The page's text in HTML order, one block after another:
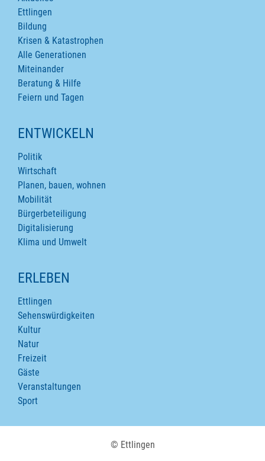
Ettlingen
Bildung
Krisen & Katastrophen
Alle Generationen
Miteinander
Beratung & Hilfe
Feiern und Tagen
ENTWICKELN
Politik
Wirtschaft
Planen, bauen, wohnen
Mobilität
Bürgerbeteiligung
Digitalisierung
Klima und Umwelt
ERLEBEN
Ettlingen
Sehenswürdigkeiten
Kultur
Natur
Freizeit
Gäste
Veranstaltungen
Sport
© Ettlingen